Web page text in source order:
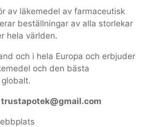
av läkemedel av farmaceutisk
beställningar av alla storlekar
hela världen.
och i hela Europa och erbjuder
och den bästa
trustapotek@gmail.com